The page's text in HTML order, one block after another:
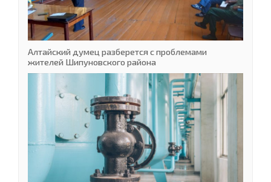
Алтайский думец разберется с проблемами
жителей Шипуновского района